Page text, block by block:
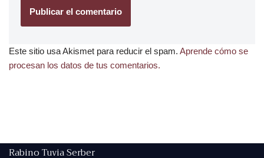
Este sitio usa Akismet para reducir el spam. Aprende cómo se
procesan los datos de tus comentarios.
Rabino Tuvia Serber